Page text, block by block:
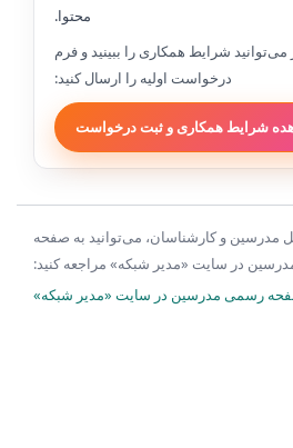
محتوا.
شرایط همکاری را ببینید و فرم
درخواست اولیه را ارسال کنید:
شرایط همکاری و ثبت درخواست
و کارشناسان، می‌توانید به صفحه
در سایت «مدیر شبکه» مراجعه کنید:
رسمی مدرسین در سایت «مدیر شبکه»